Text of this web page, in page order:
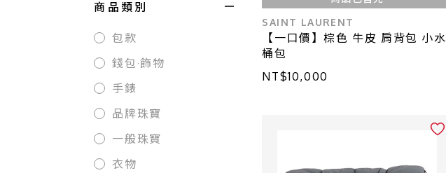
商品類別
包款
錢包·飾物
手錶
品牌珠寶
一般珠寶
衣物
SAINT LAURENT
【一口價】棕色 牛皮 肩背包 小水
桶包
NT$10,000